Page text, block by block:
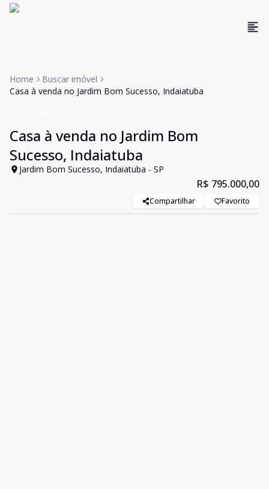
Home
Buscar imóvel
Casa à venda no Jardim Bom Sucesso, Indaiatuba
Casa à venda no Jardim Bom
Sucesso, Indaiatuba
Jardim Bom Sucesso, Indaiatuba - SP
R$ 795.000,00
Compartilhar Favorito